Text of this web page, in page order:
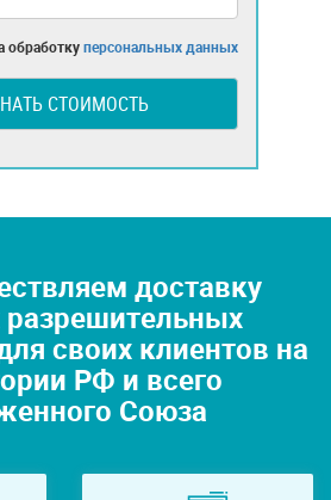
обработкуперсональных данных
СТОИМОСТЬ
доставку
разрешительных
своих клиентов на
РФ и всего
Союза